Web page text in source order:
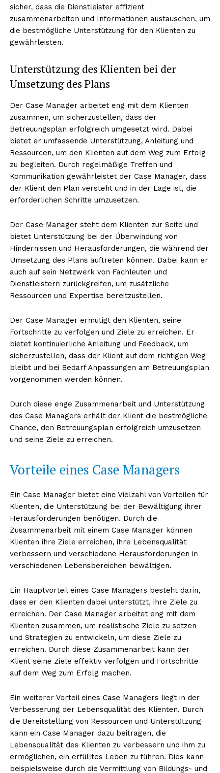
Erhalte unseren
sicher, dass die Dienstleister effizient
zusammenarbeiten und Informationen austauschen, um
die bestmögliche Unterstützung für den Klienten zu
gewährleisten.
Unterstützung des Klienten bei der
Umsetzung des Plans
Der Case Manager arbeitet eng mit dem Klienten
zusammen, um sicherzustellen, dass der
Betreuungsplan erfolgreich umgesetzt wird. Dabei
bietet er umfassende Unterstützung, Anleitung und
Ressourcen, um den Klienten auf dem Weg zum Erfolg
zu begleiten. Durch regelmäßige Treffen und
Kommunikation gewährleistet der Case Manager, dass
der Klient den Plan versteht und in der Lage ist, die
erforderlichen Schritte umzusetzen.
Der Case Manager steht dem Klienten zur Seite und
bietet Unterstützung bei der Überwindung von
Hindernissen und Herausforderungen, die während der
Umsetzung des Plans auftreten können. Dabei kann er
auch auf sein Netzwerk von Fachleuten und
Dienstleistern zurückgreifen, um zusätzliche
Ressourcen und Expertise bereitzustellen.
Der Case Manager ermutigt den Klienten, seine
Fortschritte zu verfolgen und Ziele zu erreichen. Er
bietet kontinuierliche Anleitung und Feedback, um
sicherzustellen, dass der Klient auf dem richtigen Weg
bleibt und bei Bedarf Anpassungen am Betreuungsplan
vorgenommen werden können.
Durch diese enge Zusammenarbeit und Unterstützung
des Case Managers erhält der Klient die bestmögliche
Chance, den Betreuungsplan erfolgreich umzusetzen
und seine Ziele zu erreichen.
Vorteile eines Case Managers
Ein Case Manager bietet eine Vielzahl von Vorteilen für
Klienten, die Unterstützung bei der Bewältigung ihrer
Herausforderungen benötigen. Durch die
Zusammenarbeit mit einem Case Manager können
Klienten ihre Ziele erreichen, ihre Lebensqualität
verbessern und verschiedene Herausforderungen in
verschiedenen Lebensbereichen bewältigen.
Ein Hauptvorteil eines Case Managers besteht darin,
dass er den Klienten dabei unterstützt, ihre Ziele zu
erreichen. Der Case Manager arbeitet eng mit dem
Klienten zusammen, um realistische Ziele zu setzen
und Strategien zu entwickeln, um diese Ziele zu
erreichen. Durch diese Zusammenarbeit kann der
Klient seine Ziele effektiv verfolgen und Fortschritte
auf dem Weg zum Erfolg machen.
Ein weiterer Vorteil eines Case Managers liegt in der
Verbesserung der Lebensqualität des Klienten. Durch
die Bereitstellung von Ressourcen und Unterstützung
kann ein Case Manager dazu beitragen, die
Lebensqualität des Klienten zu verbessern und ihm zu
ermöglichen, ein erfülltes Leben zu führen. Dies kann
beispielsweise durch die Vermittlung von Bildungs- und